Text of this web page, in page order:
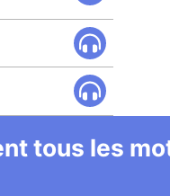
tous les